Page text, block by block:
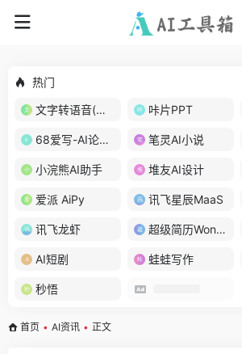
热门
文字转语音(琅琅配音)
咔片PPT
68爱写-AI论文写作 笔灵AI小说
小浣熊AI助手 堆友AI设计
爱派 AiPy 讯飞星辰MaaS
讯飞龙虾 超级简历WonderCV
AI短剧 蛙蛙写作
秒悟
首页 • AI资讯 • 正文